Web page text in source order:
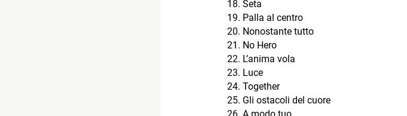
Seta
Palla al centro
Nonostante tutto
No Hero
L’anima vola
Luce
Together
Gli ostacoli del cuore